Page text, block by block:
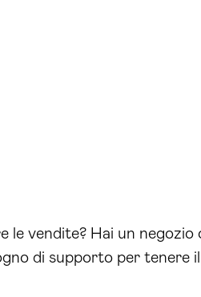
le vendite? Hai un negozio
di supporto per tenere